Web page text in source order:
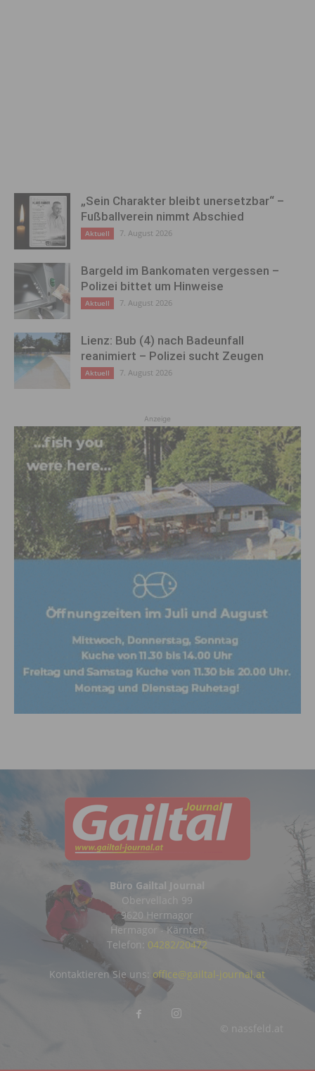
„Sein Charakter bleibt unersetzbar“ –
Fußballverein nimmt Abschied
Aktuell 7. August 2026
Bargeld im Bankomaten vergessen –
Polizei bittet um Hinweise
Aktuell 7. August 2026
Lienz: Bub (4) nach Badeunfall
reanimiert – Polizei sucht Zeugen
Aktuell 7. August 2026
Anzeige
Büro Gailtal Journal
Obervellach 99
9620 Hermagor
Hermagor - Kärnten
Telefon: 04282/20472
© nassfeld.at
Kontaktieren Sie uns: office@gailtal-journal.at